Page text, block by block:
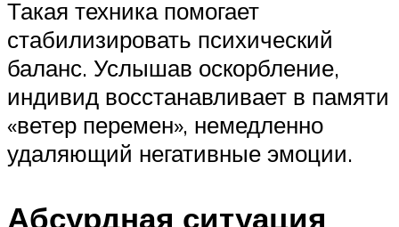
Такая техника помогает
стабилизировать психический
баланс. Услышав оскорбление,
индивид восстанавливает в памяти
«ветер перемен», немедленно
удаляющий негативные эмоции.
Абсурдная ситуация